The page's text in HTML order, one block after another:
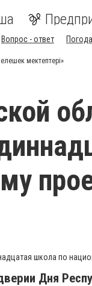
Вопрос - ответ Погода
мектептері»
школа по
Дня